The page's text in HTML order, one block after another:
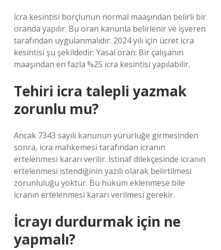
İcra kesintisi borçlunun normal maaşından belirli bir
oranda yapılır. Bu oran kanunla belirlenir ve işveren
tarafından uygulanmalıdır. 2024 yılı için ücret icra
kesintisi şu şekildedir: Yasal oran: Bir çalışanın
maaşından en fazla %25 icra kesintisi yapılabilir.
Tehiri icra talepli yazmak
zorunlu mu?
Ancak 7343 sayılı kanunun yürürlüğe girmesinden
sonra, icra mahkemesi tarafından icranın
ertelenmesi kararı verilir. İstinaf dilekçesinde icranın
ertelenmesi istendiğinin yazılı olarak belirtilmesi
zorunluluğu yoktur. Bu hüküm eklenmese bile
icranın ertelenmesi kararı verilmesi gerekir.
İcrayı durdurmak için ne
yapmalı?